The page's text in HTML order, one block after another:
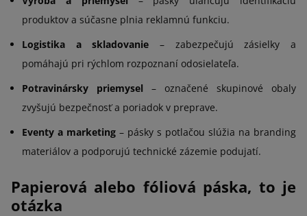
produktov a súčasne plnia reklamnú funkciu.
Logistika a skladovanie – zabezpečujú zásielky a
pomáhajú pri rýchlom rozpoznaní odosielateľa.
Potravinársky priemysel – označené skupinové obaly
zvyšujú bezpečnosť a poriadok v preprave.
Eventy a marketing – pásky s potlačou slúžia na branding
materiálov a podporujú technické zázemie podujatí.
Papierová alebo fóliová páska, to je
otázka